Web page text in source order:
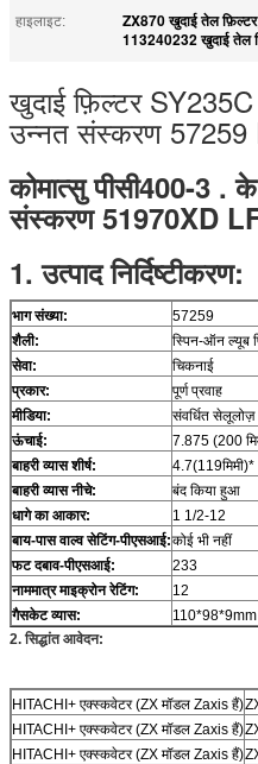
हाइलाइट:
ZX870 खुदाई तेल फ़िल्टर
113240232 खुदाई तेल
खुदाई फ़िल्टर
उन्नत संस्करण 57259
कोमात्सु पीसी400-3 .
संस्करण 51970XD
1. उत्पाद निर्दिष्टीकरण:
भाग संख्या:
57259
शैली:
स्पिन-ऑन ल्यूब
सेवा:
चिकनाई
प्रकार:
पूर्ण प्रवाह
मीडिया:
संवर्धित सेलूलोज़
ऊंचाई:
7.875 (200
बाहरी व्यास शीर्ष:
4.7(119मिमी)*
बाहरी व्यास नीचे:
बंद किया हुआ
धागे का आकार:
1 1/2-12
बाय-पास वाल्व सेटिंग-पीएसआई:कोई भी नहीं
फट दबाव-पीएसआई:
233
नाममात्र माइक्रोन रेटिंग:
12
गैसकेट व्यास:
110*98*9mm
2. सिद्धांत आवेदन:
HITACHI+ एक्स्कवेटर (ZX मॉडल Zaxis हैं)
HITACHI+ एक्स्कवेटर (ZX मॉडल Zaxis हैं)
HITACHI+ एक्स्कवेटर (ZX मॉडल Zaxis हैं)